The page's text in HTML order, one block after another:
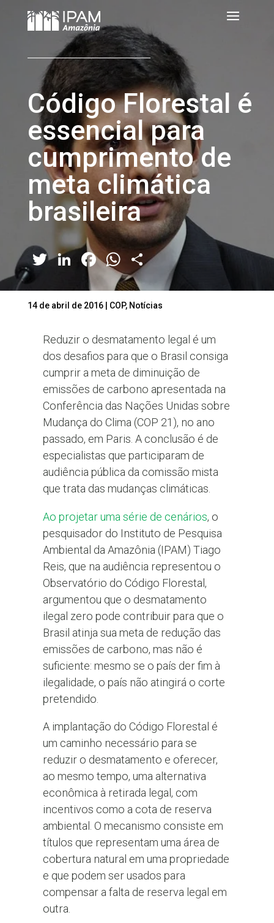
Código Florestal é
essencial para
cumprimento de
meta climática
brasileira
TwitterLinkedIn
Facebook
WhatsApp
Share
14 de abril de 2016| COP, Notícias
Reduzir o desmatamento legal é um
dos desafios para que o Brasil consiga
cumprir a meta de diminuição de
emissões de carbono apresentada na
Conferência das Nações Unidas sobre
Mudança do Clima (COP 21), no ano
passado, em Paris. A conclusão é de
especialistas que participaram de
audiência pública da comissão mista
que trata das mudanças climáticas.
Ao projetar uma série de cenários, o
pesquisador do Instituto de Pesquisa
Ambiental da Amazônia (IPAM) Tiago
Reis, que na audiência representou o
Observatório do Código Florestal,
argumentou que o desmatamento
ilegal zero pode contribuir para que o
Brasil atinja sua meta de redução das
emissões de carbono, mas não é
suficiente: mesmo se o país der fim à
ilegalidade, o país não atingirá o corte
pretendido.
A implantação do Código Florestal é
um caminho necessário para se
reduzir o desmatamento e oferecer,
ao mesmo tempo, uma alternativa
econômica à retirada legal, com
incentivos como a cota de reserva
ambiental. O mecanismo consiste em
títulos que representam uma área de
cobertura natural em uma propriedade
e que podem ser usados para
compensar a falta de reserva legal em
outra.